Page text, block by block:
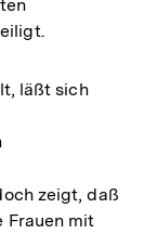
läßt sich
zeigt, daß
Frauen mit